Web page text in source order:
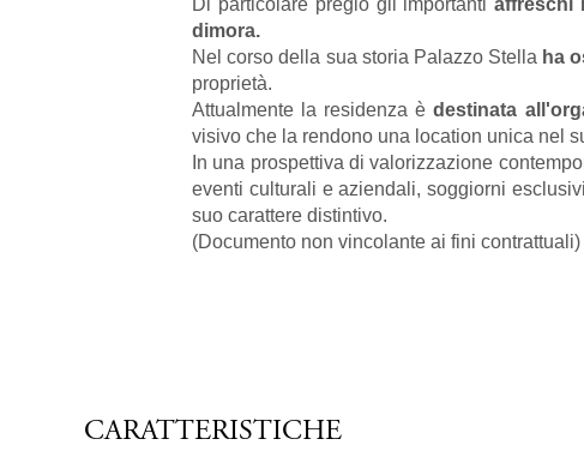
Di particolare pregio gli importantiaffreschi
dimora.
Nel corso della sua storia Palazzo Stella ha
proprietà.
Attualmente la residenza èdestinata
visivo che la rendono una location unica nel
In una prospettiva di valorizzazione
eventi culturali e aziendali, soggiorni
suo carattere distintivo.
(Documento non vincolante ai fini contrattuali)
CARATTERISTICHE